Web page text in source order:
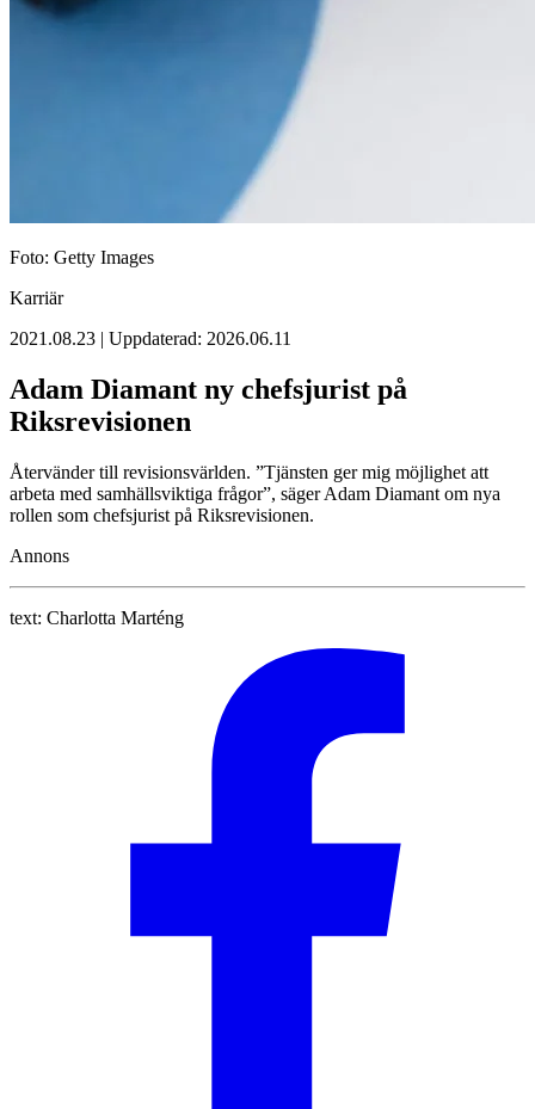
Foto: Getty Images
Karriär
2021.08.23 | Uppdaterad: 2026.06.11
Adam Diamant ny chefsjurist på
Riksrevisionen
Återvänder till revisionsvärlden. ”Tjänsten ger mig möjlighet att
arbeta med samhällsviktiga frågor”, säger Adam Diamant om nya
rollen som chefsjurist på Riksrevisionen.
Annons
text: Charlotta Marténg